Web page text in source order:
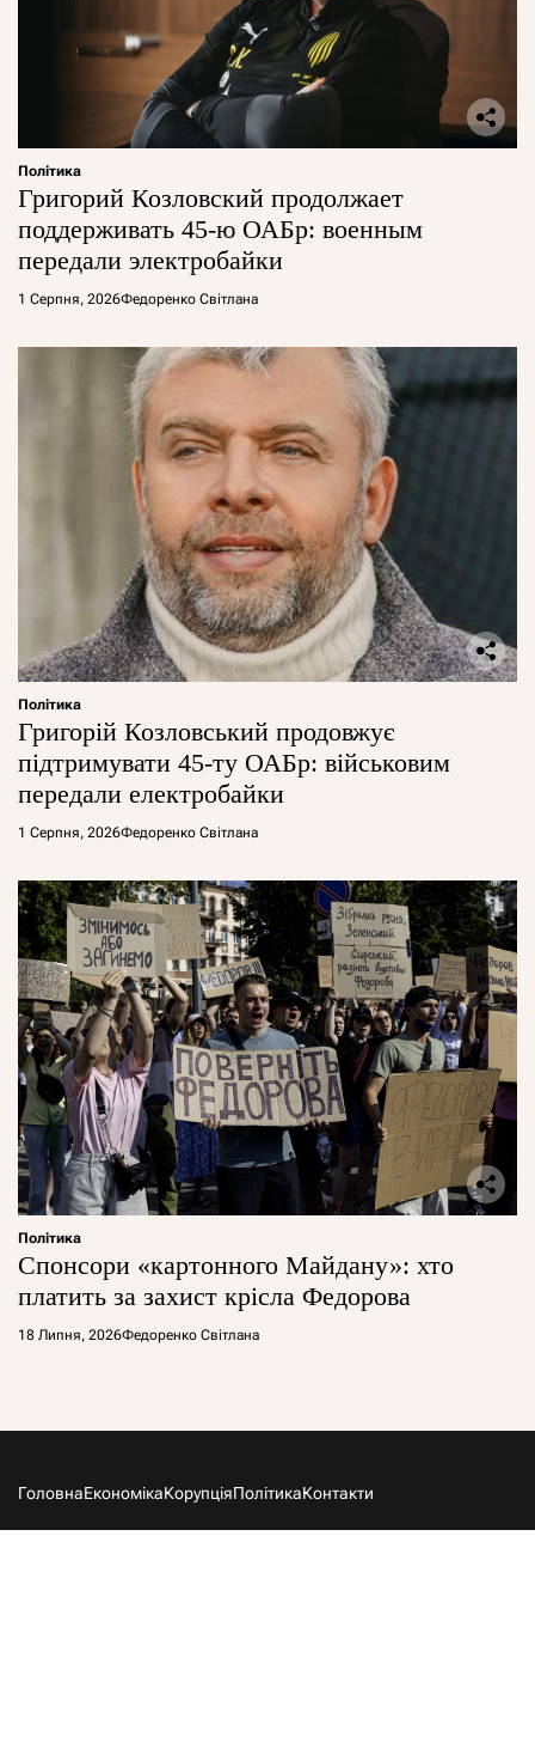
Політика
Григорий Козловский продолжает
поддерживать 45-ю ОАБр: военным
передали электробайки
1 Серпня, 2026Федоренко Світлана
Політика
Григорій Козловський продовжує
підтримувати 45-ту ОАБр: військовим
передали електробайки
1 Серпня, 2026Федоренко Світлана
Політика
Спонсори «картонного Майдану»: хто
платить за захист крісла Федорова
18 Липня, 2026Федоренко Світлана
ГоловнаЕкономікаКорупціяПолітикаКонтакти